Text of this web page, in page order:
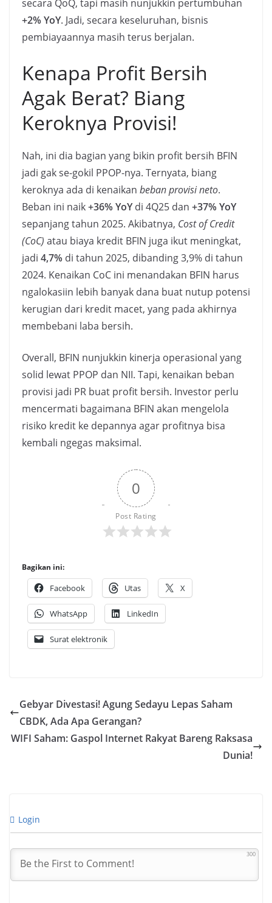
secara QoQ, tapi masih nunjukkin pertumbuhan
+2% YoY. Jadi, secara keseluruhan, bisnis
pembiayaannya masih terus berjalan.
Kenapa Profit Bersih
Agak Berat? Biang
Keroknya Provisi!
Nah, ini dia bagian yang bikin profit bersih BFIN
jadi gak se-gokil PPOP-nya. Ternyata, biang
keroknya ada di kenaikan beban provisi neto.
Beban ini naik+36% YoYdi 4Q25 dan +37% YoY
sepanjang tahun 2025. Akibatnya, Cost of Credit
(CoC) atau biaya kredit BFIN juga ikut meningkat,
jadi 4,7% di tahun 2025, dibanding 3,9% di tahun
2024. Kenaikan CoC ini menandakan BFIN harus
ngalokasiin lebih banyak dana buat nutup potensi
kerugian dari kredit macet, yang pada akhirnya
membebani laba bersih.
Overall, BFIN nunjukkin kinerja operasional yang
solid lewat PPOP dan NII. Tapi, kenaikan beban
provisi jadi PR buat profit bersih. Investor perlu
mencermati bagaimana BFIN akan mengelola
risiko kredit ke depannya agar profitnya bisa
kembali ngegas maksimal.
0
Post Rating
Bagikan ini:
Facebook Utas X
WhatsApp LinkedIn
Surat elektronik
Gebyar Divestasi! Agung Sedayu Lepas Saham
CBDK, Ada Apa Gerangan?
WIFI Saham: Gaspol Internet Rakyat Bareng Raksasa
Dunia!
Login
300